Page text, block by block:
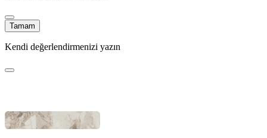
Tamam
Kendi değerlendirmenizi yazın